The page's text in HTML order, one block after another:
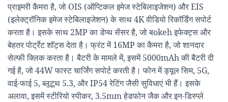
प्राइमरी कैमरा है, जो OIS (ऑप्टिकल इमेज स्टेबिलाइजेशन) और EIS
(इलेक्ट्रॉनिक इमेज स्टेबिलाइजेशन) के साथ 4K वीडियो रिकॉर्डिंग सपोर्ट
करता है। इसके साथ 2MP का डेप्थ सेंसर है, जो बokeh इफेक्ट्स और
बेहतर पोर्ट्रेट शॉट्स देता है। फ्रंट में 16MP का कैमरा है, जो शानदार
सेल्फी क्लिक करता है। बैटरी के मामले में, इसमें 5000mAh की बैटरी दी
गई है, जो 44W फास्ट चार्जिंग सपोर्ट करती है। फोन में ड्यूल सिम, 5G,
वाई-फाई 5, ब्लूटूथ 5.3, और IP54 रेटिंग जैसी सुविधाएं भी हैं। इसके
अलावा, इसमें स्टीरियो स्पीकर, 3.5mm हेडफोन जैक और इन-डिस्प्ले